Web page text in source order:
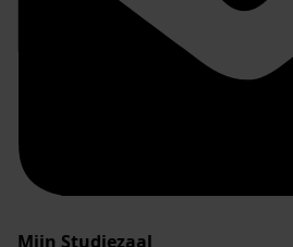
Mijn Studiezaal